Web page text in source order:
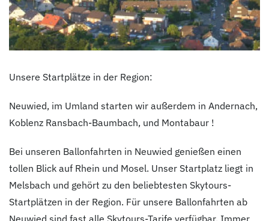
Unsere Startplätze in der Region:
Neuwied, im Umland starten wir außerdem in Andernach,
Koblenz Ransbach-Baumbach, und Montabaur !
Bei unseren Ballonfahrten in Neuwied genießen einen
tollen Blick auf Rhein und Mosel. Unser Startplatz liegt in
Melsbach und gehört zu den beliebtesten Skytours-
Startplätzen in der Region. Für unsere Ballonfahrten ab
Neuwied sind fast alle Skytours-Tarife verfügbar. Immer